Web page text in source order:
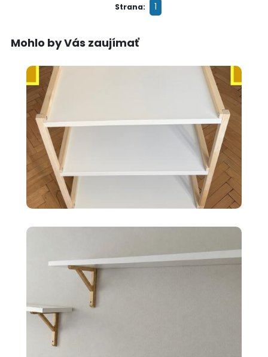
Strana: 1
Mohlo by Vás zaujímať
policový diel BI